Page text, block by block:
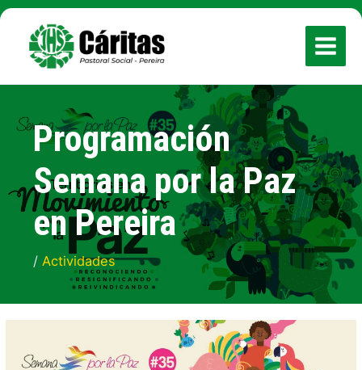
Ir
contenido
MAIN
MENU
Programación
Semana por la Paz
en Pereira
/ Actividades